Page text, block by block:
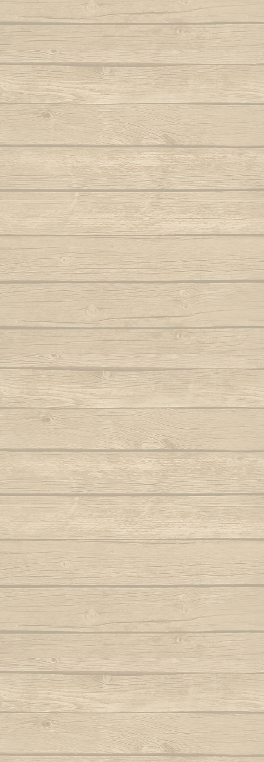
Autor : Formado Cigano
Capoeira de Angola
Autor : Mestre Charm
Capoeira de verdade
Autor : Professor Fanho (Capoeira Brasil)
Capoeira é Beleza
Autor : Mestre Matias
Capoeirando
Autor : Mestre Espirrinho
Catarina, meu amor
Autor : Mestre Mão Branca
Cor de misterio
Autor : Mestre Mão Branca (Capoeira
Gerais)
Cordão de ouro é Besouro Manganga
Autor : Mestre Mão Branca
Dendê
Dende mare
Dona Maria como vai você
E caminhador
Autor : Mestre Ramos (Senzala)
E da nossa cor
E e e Viola
Autor : Mestre Kim
E hoje tem capoeira
Autor : Mestre Camisa (Abada)
E la la eh la eh la
Autor : Mestre Esquilo
E marinheiro
Autor : Fala Mansa (Capoeira Abada)
Eh Bahia
Autor : Mestre Boneco Canta
Ela e linda a Capoeira
Autor : Mestre Capu
Ela te chama (Capoeira vem)
Autor : Contra-Mestre Chicão
Eu acabei de chegar trazendo dendê
Eu quero voltar
Autor : Faisca (Grupo Candeias)
Eu vou tambem, eu vou pro mar
Autor : Lagarto (Grupo Camangula)
Familia de ouro
Quando meu
Que
Quem
Autor :
Quem
Autor :
Rainha do
Autor :
Samba
Saudade
Autor : Boa
Autor : Mestre
Se
Mestre
Ser
Autor :
Autor :
Sou
Sou
Autor : Mestre
Tin tin